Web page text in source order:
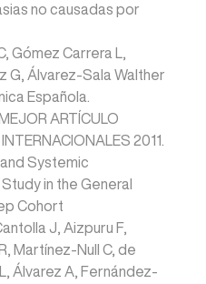
no causadas por
Gómez Carrera L,
G, Álvarez-Sala Walther
Española.
ARTÍCULO
2011.
Systemic
in the General
Cohort
J, Aizpuru F,
Martínez-Null C, de
Álvarez A, Fernández-